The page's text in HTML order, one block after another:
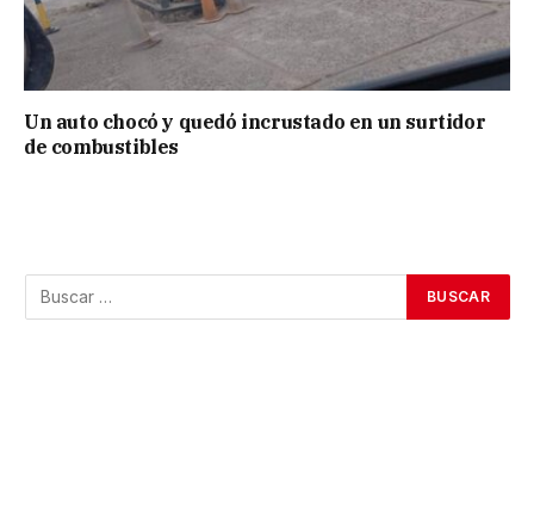
Un auto chocó y quedó incrustado en un surtidor
de combustibles